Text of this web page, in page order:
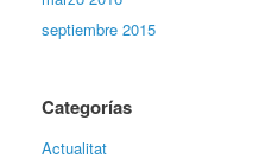
septiembre 2015
Categorías
Actualitat